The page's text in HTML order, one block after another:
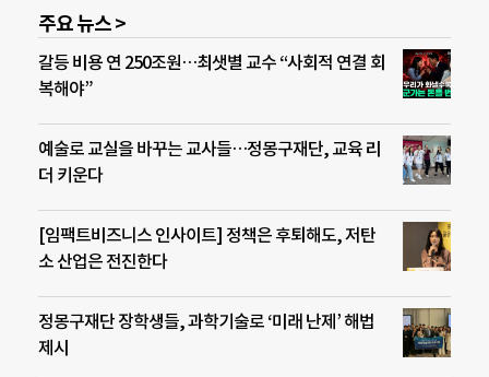
주요 뉴스 >
갈등 비용 연 250조원…최샛별 교수 “사회적 연결 회
복해야”
예술로 교실을 바꾸는 교사들…정몽구재단, 교육 리
더 키운다
[임팩트비즈니스 인사이트] 정책은 후퇴해도, 저탄
소 산업은 전진한다
정몽구재단 장학생들, 과학기술로 ‘미래 난제’ 해법
제시